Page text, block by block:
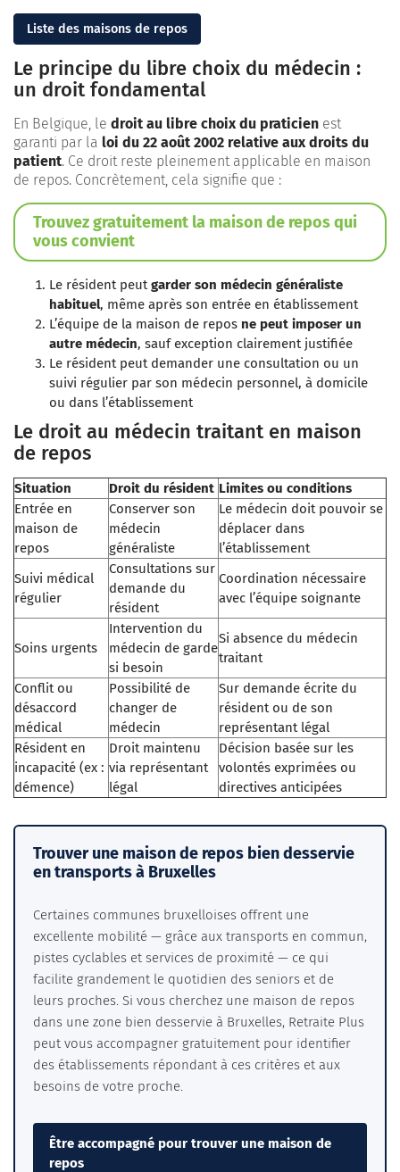
Liste des maisons de repos
Le principe du libre choix du médecin :
un droit fondamental
En Belgique, le droit au libre choix du praticien est
garanti par la loi du 22 août 2002 relative aux droits du
patient. Ce droit reste pleinement applicable en maison
de repos. Concrètement, cela signifie que :
Trouvez gratuitement la maison de repos qui
vous convient
Le résident peutgarder son médecin généraliste
habituel, même après son entrée en établissement
L’équipe de la maison de repos ne peut imposer un
autre médecin, sauf exception clairement justifiée
Le résident peut demander une consultation ou un
suivi régulier par son médecin personnel, à domicile
ou dans l’établissement
Le droit au médecin traitant en maison
de repos
Situation Droit du résident Limites ou conditions
Entrée en
maison de
repos
Conserver son
médecin
généraliste
Le médecin doit pouvoir se
déplacer dans
l’établissement
Suivi médical
régulier
Consultations sur
demande du
résident
Coordination nécessaire
avec l’équipe soignante
Soins urgents
Intervention du
médecin de garde
si besoin
Si absence du médecin
traitant
Conflit ou
désaccord
médical
Possibilité de
changer de
médecin
Sur demande écrite du
résident ou de son
représentant légal
Résident en
incapacité (ex :
démence)
Droit maintenu
via représentant
légal
Décision basée sur les
volontés exprimées ou
directives anticipées
Trouver une maison de repos bien desservie
en transports à Bruxelles
Certaines communes bruxelloises offrent une
excellente mobilité — grâce aux transports en commun,
pistes cyclables et services de proximité — ce qui
facilite grandement le quotidien des seniors et de
leurs proches. Si vous cherchez une maison de repos
dans une zone bien desservie à Bruxelles, Retraite Plus
peut vous accompagner gratuitement pour identifier
des établissements répondant à ces critères et aux
besoins de votre proche.
Être accompagné pour trouver une maison de
repos